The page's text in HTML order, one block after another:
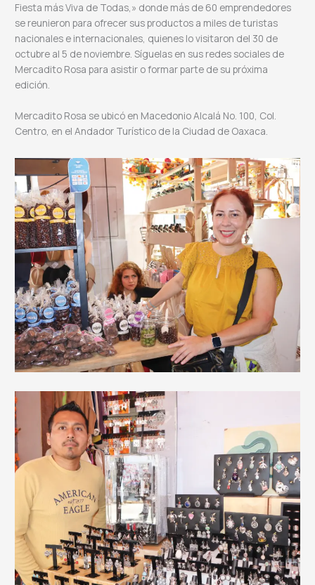
Fiesta más Viva de Todas,» donde más de 60 emprendedores
se reunieron para ofrecer sus productos a miles de turistas
nacionales e internacionales, quienes lo visitaron del 30 de
octubre al 5 de noviembre. Síguelas en sus redes sociales de
Mercadito Rosa para asistir o formar parte de su próxima
edición.
Mercadito Rosa se ubicó en Macedonio Alcalá No. 100, Col.
Centro, en el Andador Turístico de la Ciudad de Oaxaca.